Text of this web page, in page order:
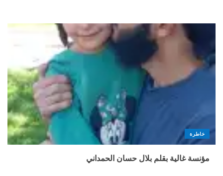
خاطرة
مؤنسة غالية بقلم بلال حسان الحمداني